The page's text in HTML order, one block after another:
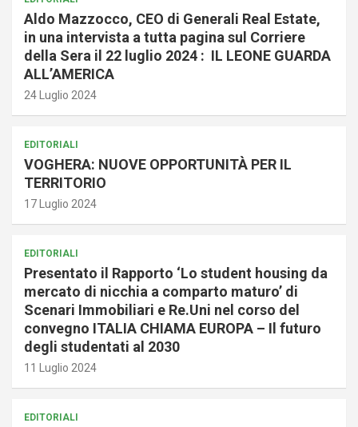
Aldo Mazzocco, CEO di Generali Real Estate,
in una intervista a tutta pagina sul Corriere
della Sera il 22 luglio 2024 : IL LEONE GUARDA
ALL’AMERICA
24 Luglio 2024
EDITORIALI
VOGHERA: NUOVE OPPORTUNITÀ PER IL
TERRITORIO
17 Luglio 2024
EDITORIALI
Presentato il Rapporto ‘Lo student housing da
mercato di nicchia a comparto maturo’ di
Scenari Immobiliari e Re.Uni nel corso del
convegno ITALIA CHIAMA EUROPA – Il futuro
degli studentati al 2030
11 Luglio 2024
EDITORIALI